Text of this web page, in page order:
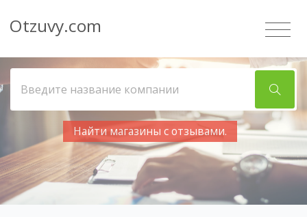
Otzuvy.com
Найти магазины с отзывами.